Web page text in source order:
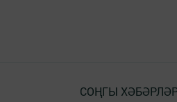
СОҢГЫ